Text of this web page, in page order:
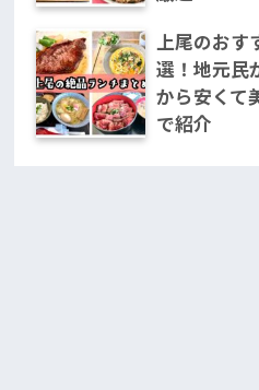
上尾のおす
選！地元民
から安くて
で紹介